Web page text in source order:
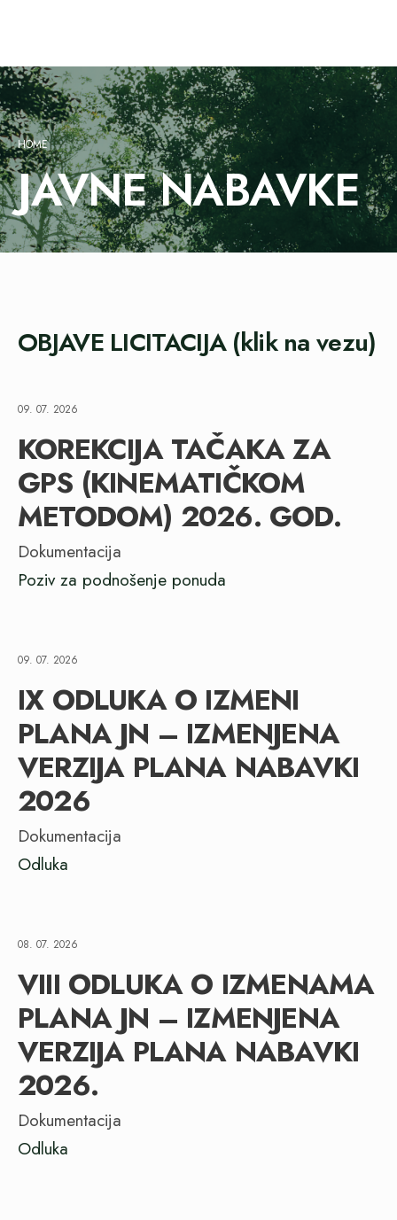
HOME
JAVNE NABAVKE
OBJAVE LICITACIJA (klik na vezu)
09. 07. 2026
KOREKCIJA TAČAKA ZA
GPS (KINEMATIČKOM
METODOM) 2026. GOD.
Dokumentacija
Poziv za podnošenje ponuda
09. 07. 2026
IX ODLUKA O IZMENI
PLANA JN – IZMENJENA
VERZIJA PLANA NABAVKI
2026
Dokumentacija
Odluka
08. 07. 2026
VIII ODLUKA O IZMENAMA
PLANA JN – IZMENJENA
VERZIJA PLANA NABAVKI
2026.
Dokumentacija
Odluka